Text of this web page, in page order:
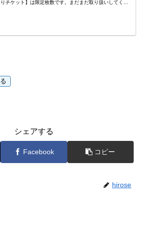
りチケット】は限定枚数です。まだまだ取り扱いしてくだ
シェアする
Facebook コピー
hirose